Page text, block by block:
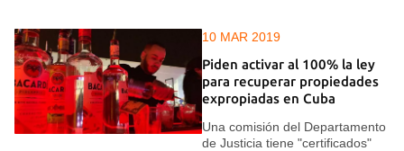
10 MAR 2019
Piden activar al 100% la ley
para recuperar propiedades
expropiadas en Cuba
Una comisión del Departamento
de Justicia tiene "certificados"